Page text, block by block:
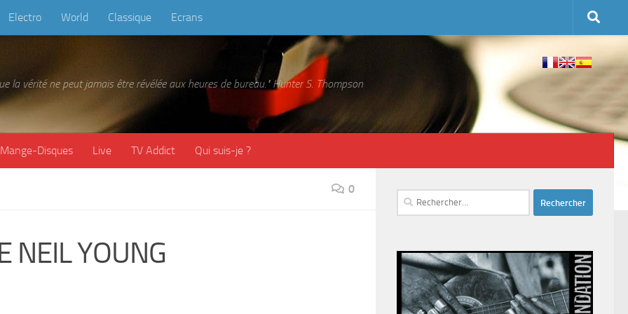
Electro World Classique Ecrans
la vérité ne peut jamais être révélée aux heures de bureau." Hunter S. Thompson
Mange-Disques Live TV Addict Qui suis-je ?
0
NEIL YOUNG
Rechercher :